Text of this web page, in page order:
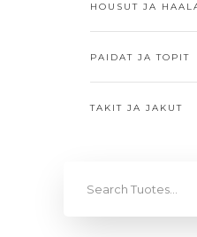
HOUSUT JA
PAIDAT JA TOPIT
TAKIT JA JAKUT